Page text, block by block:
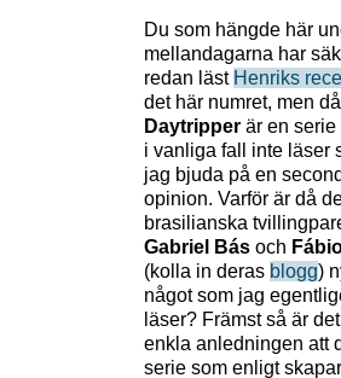
Du som hängde här
mellandagarna har
redan läst Henriks
det här numret, men då
Daytripper är en serie
i vanliga fall inte läser
jag bjuda på en
opinion. Varför är då
brasilianska
Gabriel Bás och
(kolla in deras blogg)
något som jag
läser? Främst så är
enkla anledningen att
serie som enligt